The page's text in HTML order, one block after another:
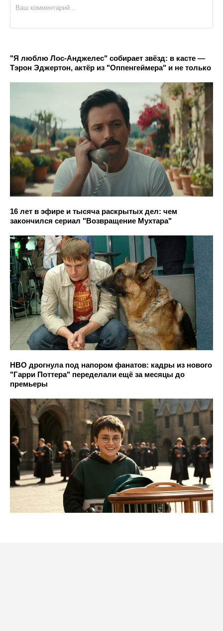
"Я люблю Лос-Анджелес" собирает звёзд: в касте —
Тэрон Эджертон, актёр из "Оппенгеймера" и не только
16 лет в эфире и тысяча раскрытых дел: чем
закончился сериал "Возвращение Мухтара"
HBO дрогнула под напором фанатов: кадры из нового
"Гарри Поттера" переделали ещё за месяцы до
премьеры